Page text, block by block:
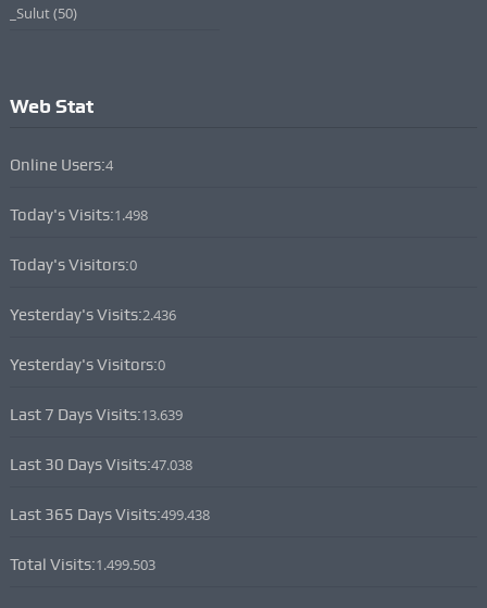
_Sulut(50)
Web Stat
Online Users:4
Today's Visits:1.498
Today's Visitors:0
Yesterday's Visits:2.436
Yesterday's Visitors:0
Last 7 Days Visits:13.639
Last 30 Days Visits:47.038
Last 365 Days Visits:499.438
Total Visits:1.499.503